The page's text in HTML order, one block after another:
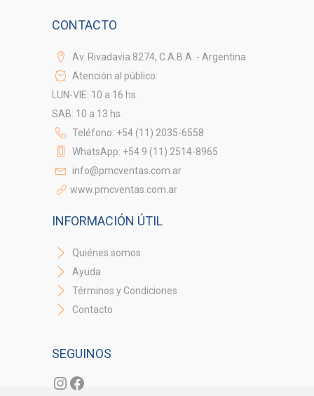
CONTACTO
Av. Rivadavia 8274, C.A.B.A. - Argentina
Atención al público:
LUN-VIE: 10 a 16 hs.
SAB: 10 a 13 hs.
Teléfono: +54 (11) 2035-6558
WhatsApp: +54 9 (11) 2514-8965
info@pmcventas.com.ar
www.pmcventas.com.ar
INFORMACIÓN ÚTIL
Quiénes somos
Ayuda
Términos y Condiciones
Contacto
SEGUINOS
Instagram
Facebook